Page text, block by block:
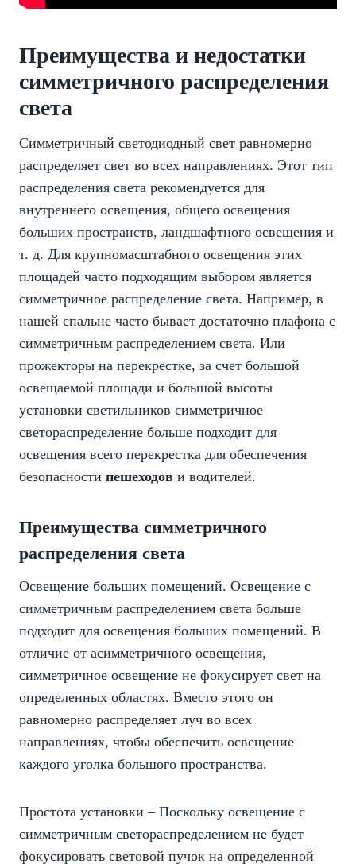
Преимущества и недостатки
симметричного распределения
света
Симметричный светодиодный свет равномерно
распределяет свет во всех направлениях. Этот тип
распределения света рекомендуется для
внутреннего освещения, общего освещения
больших пространств, ландшафтного освещения и
т. д. Для крупномасштабного освещения этих
площадей часто подходящим выбором является
симметричное распределение света. Например, в
нашей спальне часто бывает достаточно плафона с
симметричным распределением света. Или
прожекторы на перекрестке, за счет большой
освещаемой площади и большой высоты
установки светильников симметричное
светораспределение больше подходит для
освещения всего перекрестка для обеспечения
безопасности пешеходов и водителей.
Преимущества симметричного
распределения света
Освещение больших помещений. Освещение с
симметричным распределением света больше
подходит для освещения больших помещений. В
отличие от асимметричного освещения,
симметричное освещение не фокусирует свет на
определенных областях. Вместо этого он
равномерно распределяет луч во всех
направлениях, чтобы обеспечить освещение
каждого уголка большого пространства.
Простота установки – Поскольку освещение с
симметричным светораспределением не будет
фокусировать световой пучок на определенной